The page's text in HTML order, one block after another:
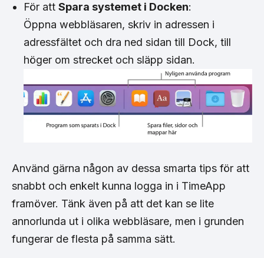
För att Spara systemet i Docken:
Öppna webbläsaren, skriv in adressen i
adressfältet och dra ned sidan till Dock, till
höger om strecket och släpp sidan.
Använd gärna någon av dessa smarta tips för att
snabbt och enkelt kunna logga in i TimeApp
framöver. Tänk även på att det kan se lite
annorlunda ut i olika webbläsare, men i grunden
fungerar de flesta på samma sätt.